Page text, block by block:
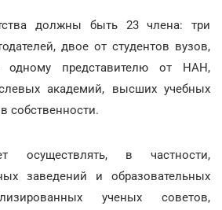
должны быть 23 члена: три
двое от студентов вузов,
представителю от НАН,
академий, высших учебных
собственности.
осуществлять, в частности,
заведений и образовательных
ученых советов,